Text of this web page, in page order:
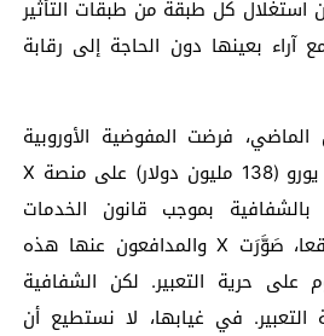
كل طبقة من طبقات التأثير
آراء بعينها دون الحاجة إلى رقابة
فرضت المفوضية الأوروبية
غرامة قدرها 120 مليون يورو (138 مليون دولار) على منصة X
بالشفافية بموجب قانون الخدمات
الرقمية”. وكما كان متوقعا، صَوَّرَت X والمدافعون عنها هذه
حرية التعبير. لكن الشفافية
في غيابها، لا نستطيع أن